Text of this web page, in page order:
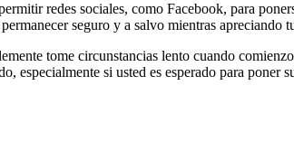
redes sociales, como Facebook, para
seguro y a salvo mientras apreciando
tome circunstancias lento cuando
especialmente si usted es esperado para poner